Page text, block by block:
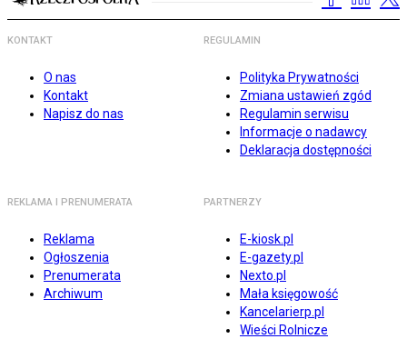
KONTAKT
O nas
Kontakt
Napisz do nas
REGULAMIN
Polityka Prywatności
Zmiana ustawień zgód
Regulamin serwisu
Informacje o nadawcy
Deklaracja dostępności
REKLAMA I PRENUMERATA
Reklama
Ogłoszenia
Prenumerata
Archiwum
PARTNERZY
E-kiosk.pl
E-gazety.pl
Nexto.pl
Mała księgowość
Kancelarierp.pl
Wieści Rolnicze